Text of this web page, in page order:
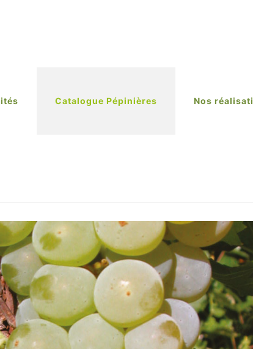
Catalogue Pépinières Nos